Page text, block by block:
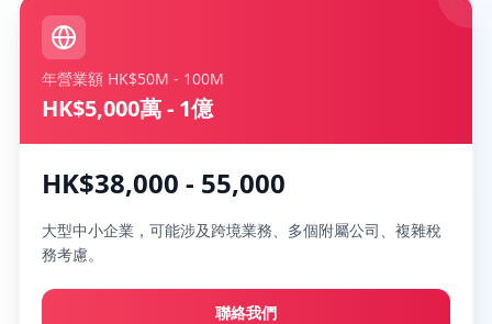
年營業額 HK$50M - 100M
HK$5,000萬 - 1億
HK$38,000 - 55,000
大型中小企業，可能涉及跨境業務、多個附屬公司、複雜稅
務考慮。
聯絡我們